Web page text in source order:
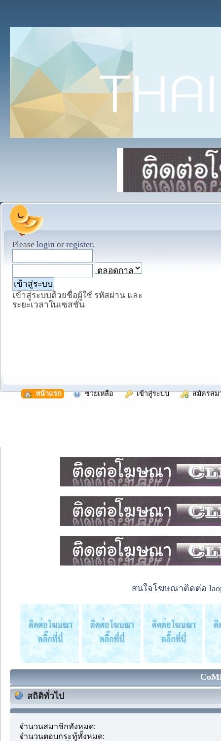
Please login or register.
เข้าสู่ระบบด้วยชื่อผู้ใช้ รหัสผ่าน และ
ระยะเวลาในเซสชั่น
หน้าแรก ช่วยเหลือ เข้าสู่ระบบ สมัครสม
สนใจโฆษณาติดต่อ
สถิติทั่วไป
จำนวนสมาชิกทั้งหมด:
จำนวนตอบกระทู้ทั้งหมด: